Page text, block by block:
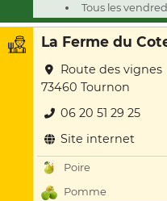
Tous les
La Ferme du
Route des vignes
73460 Tournon
06 20 51 29 25
Site internet
Poire
Pomme